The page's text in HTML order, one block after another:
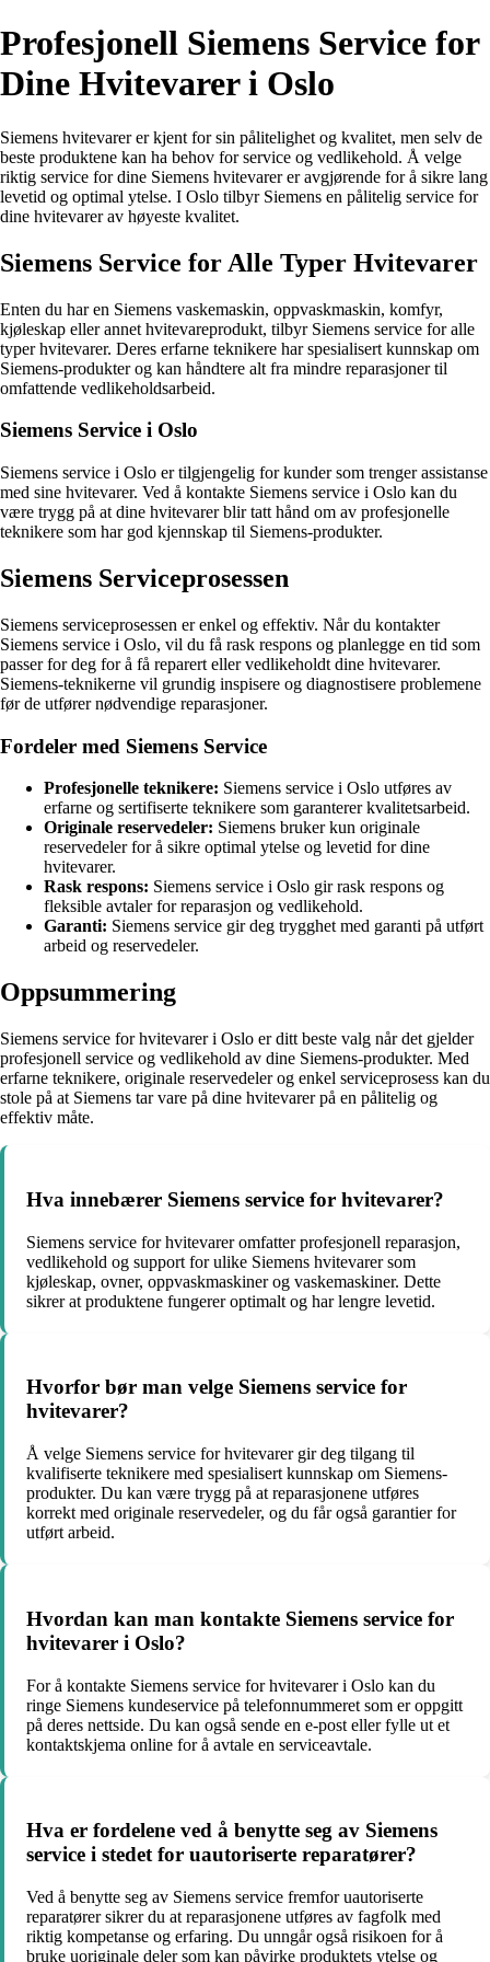
Profesjonell Siemens Service for
Dine Hvitevarer i Oslo
Siemens hvitevarer er kjent for sin pålitelighet og kvalitet, men selv de
beste produktene kan ha behov for service og vedlikehold. Å velge
riktig service for dine Siemens hvitevarer er avgjørende for å sikre lang
levetid og optimal ytelse. I Oslo tilbyr Siemens en pålitelig service for
dine hvitevarer av høyeste kvalitet.
Siemens Service for Alle Typer Hvitevarer
Enten du har en Siemens vaskemaskin, oppvaskmaskin, komfyr,
kjøleskap eller annet hvitevareprodukt, tilbyr Siemens service for alle
typer hvitevarer. Deres erfarne teknikere har spesialisert kunnskap om
Siemens-produkter og kan håndtere alt fra mindre reparasjoner til
omfattende vedlikeholdsarbeid.
Siemens Service i Oslo
Siemens service i Oslo er tilgjengelig for kunder som trenger assistanse
med sine hvitevarer. Ved å kontakte Siemens service i Oslo kan du
være trygg på at dine hvitevarer blir tatt hånd om av profesjonelle
teknikere som har god kjennskap til Siemens-produkter.
Siemens Serviceprosessen
Siemens serviceprosessen er enkel og effektiv. Når du kontakter
Siemens service i Oslo, vil du få rask respons og planlegge en tid som
passer for deg for å få reparert eller vedlikeholdt dine hvitevarer.
Siemens-teknikerne vil grundig inspisere og diagnostisere problemene
før de utfører nødvendige reparasjoner.
Fordeler med Siemens Service
Profesjonelle teknikere: Siemens service i Oslo utføres av
erfarne og sertifiserte teknikere som garanterer kvalitetsarbeid.
Originale reservedeler: Siemens bruker kun originale
reservedeler for å sikre optimal ytelse og levetid for dine
hvitevarer.
Rask respons: Siemens service i Oslo gir rask respons og
fleksible avtaler for reparasjon og vedlikehold.
Garanti: Siemens service gir deg trygghet med garanti på utført
arbeid og reservedeler.
Oppsummering
Siemens service for hvitevarer i Oslo er ditt beste valg når det gjelder
profesjonell service og vedlikehold av dine Siemens-produkter. Med
erfarne teknikere, originale reservedeler og enkel serviceprosess kan du
stole på at Siemens tar vare på dine hvitevarer på en pålitelig og
effektiv måte.
Hva innebærer Siemens service for hvitevarer?
Siemens service for hvitevarer omfatter profesjonell reparasjon,
vedlikehold og support for ulike Siemens hvitevarer som
kjøleskap, ovner, oppvaskmaskiner og vaskemaskiner. Dette
sikrer at produktene fungerer optimalt og har lengre levetid.
Hvorfor bør man velge Siemens service for
hvitevarer?
Å velge Siemens service for hvitevarer gir deg tilgang til
kvalifiserte teknikere med spesialisert kunnskap om Siemens-
produkter. Du kan være trygg på at reparasjonene utføres
korrekt med originale reservedeler, og du får også garantier for
utført arbeid.
Hvordan kan man kontakte Siemens service for
hvitevarer i Oslo?
For å kontakte Siemens service for hvitevarer i Oslo kan du
ringe Siemens kundeservice på telefonnummeret som er oppgitt
på deres nettside. Du kan også sende en e-post eller fylle ut et
kontaktskjema online for å avtale en serviceavtale.
Hva er fordelene ved å benytte seg av Siemens
service i stedet for uautoriserte reparatører?
Ved å benytte seg av Siemens service fremfor uautoriserte
reparatører sikrer du at reparasjonene utføres av fagfolk med
riktig kompetanse og erfaring. Du unngår også risikoen for å
bruke uoriginale deler som kan påvirke produktets ytelse og